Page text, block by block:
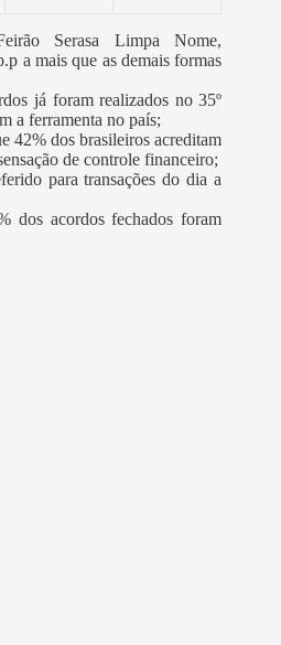
Serasa Limpa Nome,
a mais que as demais formas
já foram realizados no 35º
a ferramenta no país;
42% dos brasileiros acreditam
de controle financeiro;
para transações do dia a
dos acordos fechados foram